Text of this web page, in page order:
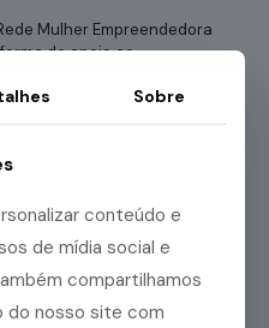
Mulher Empreendedora
de apoio ao
as dificuldades comuns
de acesso a recursos e
o suporte necessário para
negócios. Foi assim
em 2010.
inclusiva, que oferece
e eventos para
Sobre
conteúdo e
de mídia social e
compartilhamos
do nosso site com